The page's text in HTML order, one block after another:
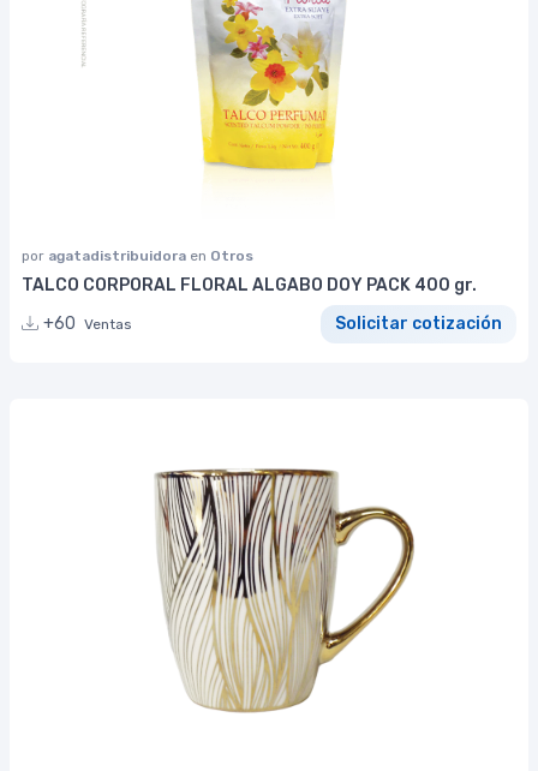
por agatadistribuidora en Otros
TALCO CORPORAL FLORAL ALGABO DOY PACK 400 gr.
+60 Ventas Solicitar cotización